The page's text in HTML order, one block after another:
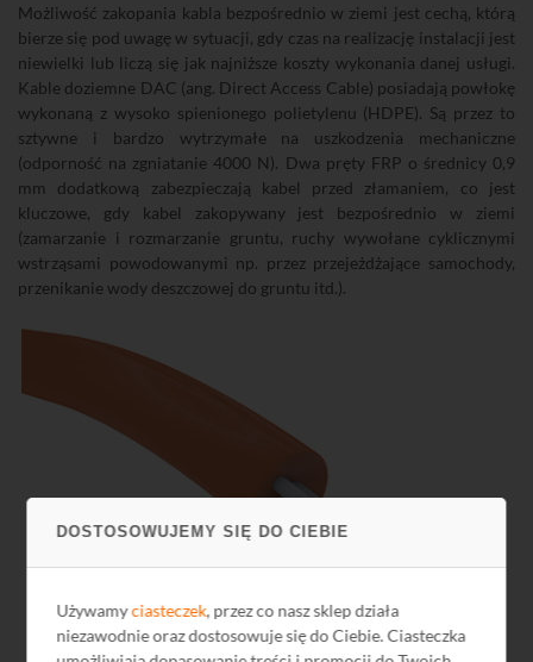
DOSTOSOWUJEMY SIĘ DO CIEBIE
Używamyciasteczek, przez co nasz sklep działa
niezawodnie oraz dostosowuje się do Ciebie. Ciasteczka
Możliwość zakopania kabla bezpośrednio w ziemi jest cechą, którą
bierze się pod uwagę w sytuacji, gdy czas na realizację instalacji jest
niewielki lub liczą się jak najniższe koszty wykonania danej usługi.
Kable doziemne DAC (ang. Direct Access Cable) posiadają powłokę
wykonaną z wysoko spienionego polietylenu (HDPE). Są przez to
sztywne i bardzo wytrzymałe na uszkodzenia mechaniczne
(odporność na zgniatanie 4000 N). Dwa pręty FRP o średnicy 0,9
mm dodatkową zabezpieczają kabel przed złamaniem, co jest
kluczowe, gdy kabel zakopywany jest bezpośrednio w ziemi
(zamarzanie i rozmarzanie gruntu, ruchy wywołane cyklicznymi
wstrząsami powodowanymi np. przez przejeżdżające samochody,
przenikanie wody deszczowej do gruntu itd.).